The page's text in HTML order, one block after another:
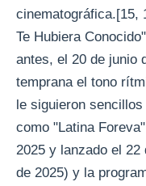
cinematográfica.[15,
Te Hubiera
antes, el 20 de junio
temprana el tono
le siguieron
como "Latina
2025 y lanzado el
de 2025) y la